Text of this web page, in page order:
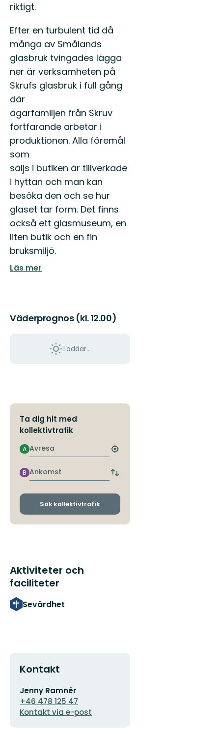
riktigt.
Efter en turbulent tid då
många av Smålands
glasbruk tvingades lägga
ner är verksamheten på
Skrufs glasbruk i full gång
där
ägarfamiljen från Skruv
fortfarande arbetar i
produktionen. Alla föremål
som
säljs i butiken är tillverkade
i hyttan och man kan
besöka den och se hur
glaset tar form. Det finns
också ett glasmuseum, en
liten butik och en fin
bruksmiljö.
Läs mer
Väderprognos (kl. 12.00)
Laddar...
Ta dig hit med
kollektivtrafik
Avresa
A
Hitta
hållplats
Ankomst
B
Byt
och
Sök kollektivtrafik
Aktiviteter och
faciliteter
Sevärdhet
Kontakt
E-
postadress
Jenny Ramnér
+46 478 125 47
Kontakt via e-post